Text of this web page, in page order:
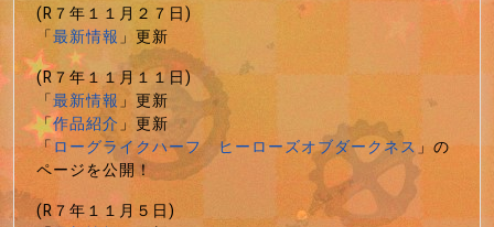
(R７年１１月２７日)
「最新情報」更新
(R７年１１月１１日)
「最新情報」更新
「作品紹介」更新
「ローグライクハーフ ヒーローズオブダークネス」の
ページを公開！
(R７年１１月５日)